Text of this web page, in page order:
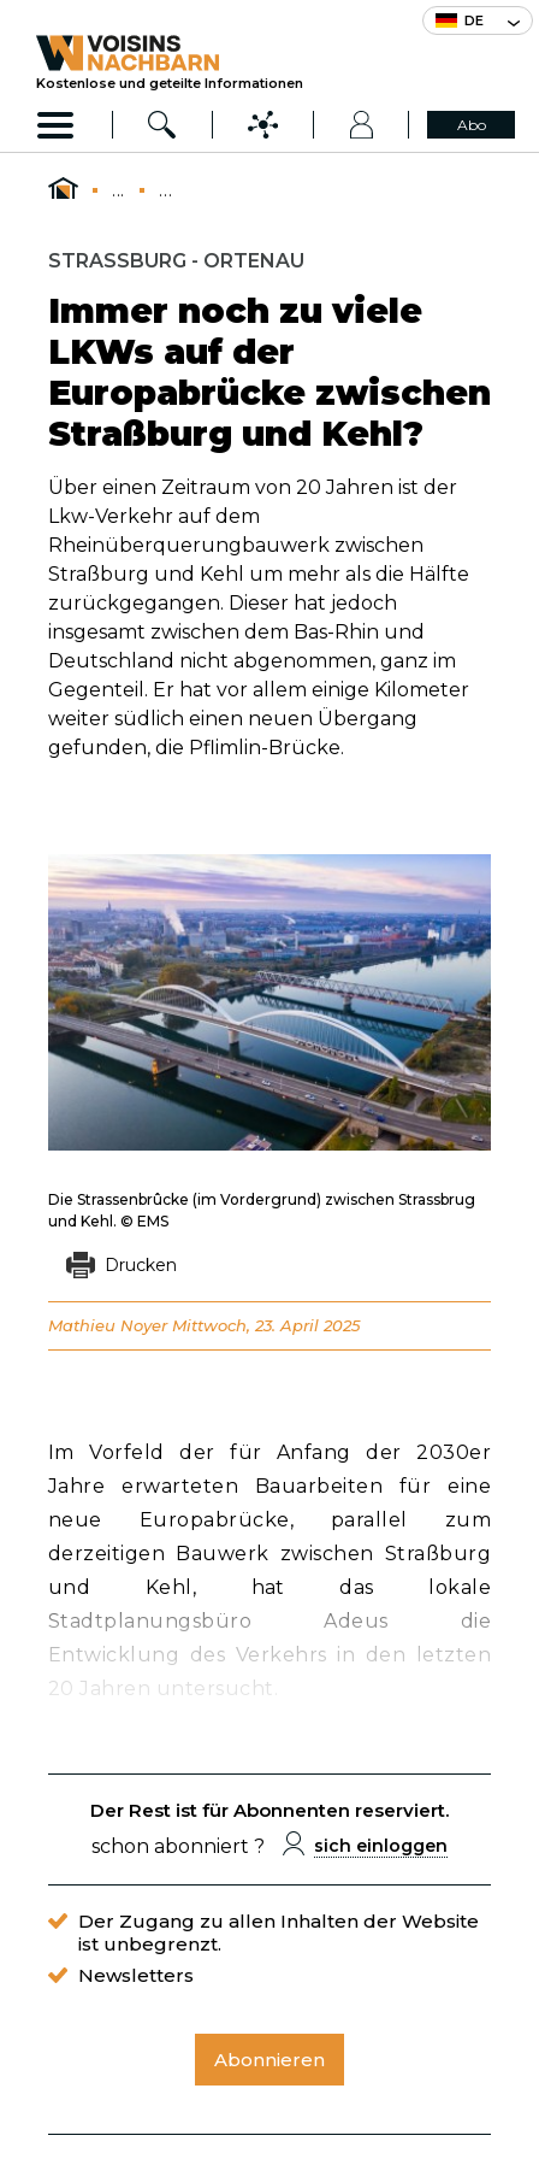
DE
Kostenlose und geteilte Informationen
Abo
... ...
STRASSBURG - ORTENAU
Immer noch zu viele
LKWs auf der
Europabrücke zwischen
Straßburg und Kehl?
Über einen Zeitraum von 20 Jahren ist der
Lkw-Verkehr auf dem
Rheinüberquerungbauwerk zwischen
Straßburg und Kehl um mehr als die Hälfte
zurückgegangen. Dieser hat jedoch
insgesamt zwischen dem Bas-Rhin und
Deutschland nicht abgenommen, ganz im
Gegenteil. Er hat vor allem einige Kilometer
weiter südlich einen neuen Übergang
gefunden, die Pflimlin-Brücke.
Im Vorfeld der für Anfang der 2030er
Jahre erwarteten Bauarbeiten für eine
neue Europabrücke, parallel zum
derzeitigen Bauwerk zwischen Straßburg
und Kehl, hat das lokale
Stadtplanungsbüro Adeus die
Entwicklung des Verkehrs in den letzten
20 Jahren untersucht.
Der Rest ist für Abonnenten reserviert.
schon abonniert ?
sich einloggen
Der Zugang zu allen Inhalten der Website
ist unbegrenzt.
Newsletters
Abonnieren
Die Strassenbrûcke (im Vordergrund) zwischen Strassbrug
und Kehl. © EMS
Drucken
Mathieu Noyer Mittwoch, 23. April 2025